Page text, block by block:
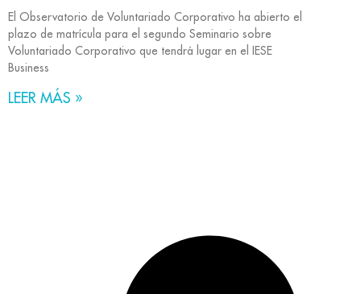
El Observatorio de Voluntariado Corporativo ha abierto el
plazo de matrícula para el segundo Seminario sobre
Voluntariado Corporativo que tendrá lugar en el IESE
Business
LEER MÁS »